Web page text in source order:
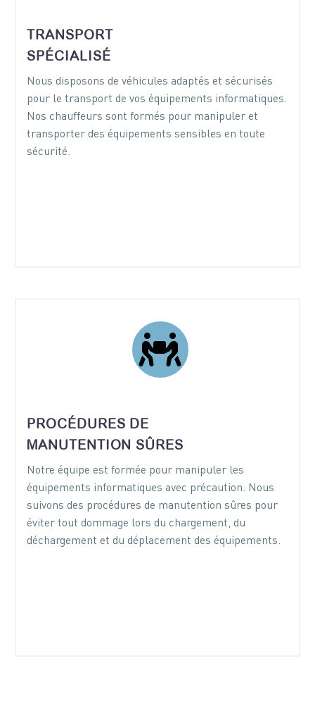
TRANSPORT
SPÉCIALISÉ
Nous disposons de véhicules adaptés et sécurisés
pour le transport de vos équipements informatiques.
Nos chauffeurs sont formés pour manipuler et
transporter des équipements sensibles en toute
sécurité.


PROCÉDURES DE
MANUTENTION SÛRES
Notre équipe est formée pour manipuler les
équipements informatiques avec précaution. Nous
suivons des procédures de manutention sûres pour
éviter tout dommage lors du chargement, du
déchargement et du déplacement des équipements.